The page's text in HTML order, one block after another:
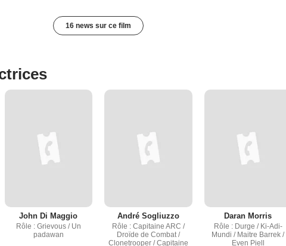
16 news sur ce film
John Di Maggio
Rôle : Grievous / Un
padawan
André Sogliuzzo
Rôle : Capitaine ARC /
Droïde de Combat /
Clonetrooper / Capitaine
Daran Morris
Rôle : Durge / Ki-Adi-
Mundi / Maitre Barrek /
Even Piell